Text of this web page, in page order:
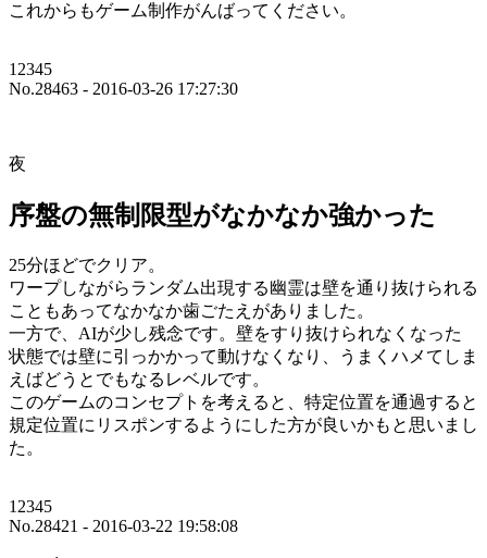
これからもゲーム制作がんばってください。
12345
No.28463 - 2016-03-26 17:27:30
夜
序盤の無制限型がなかなか強かった
25分ほどでクリア。
ワープしながらランダム出現する幽霊は壁を通り抜けられる
こともあってなかなか歯ごたえがありました。
一方で、AIが少し残念です。壁をすり抜けられなくなった
状態では壁に引っかかって動けなくなり、うまくハメてしま
えばどうとでもなるレベルです。
このゲームのコンセプトを考えると、特定位置を通過すると
規定位置にリスポンするようにした方が良いかもと思いまし
た。
12345
No.28421 - 2016-03-22 19:58:08